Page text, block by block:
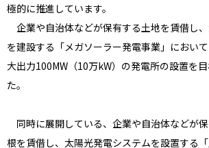
極的に推進しています。
企業や自治体などが保有する土地を賃借し
を建設する「メガソーラー発電事業」におい
大出力100MW（10万kW）の発電所の設置を
た。
同時に展開している、企業や自治体などが
根を賃借し、太陽光発電システムを設置する